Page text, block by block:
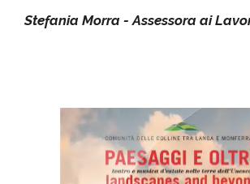
Stefania Morra - Assessora ai